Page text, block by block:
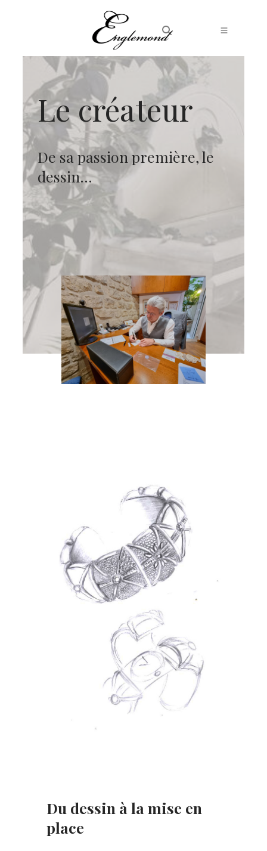
Le créateur
De sa passion première, le
dessin…
Du dessin à la mise en
place